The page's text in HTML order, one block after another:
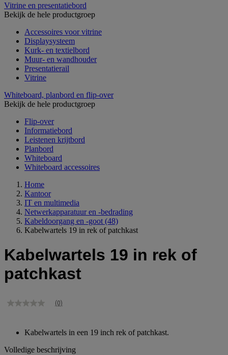
Vitrine en presentatiebord
Bekijk de hele productgroep
Accessoires voor vitrine
Displaysysteem
Kurk- en textielbord
Muur- en wandhouder
Presentatierail
Vitrine
Whiteboard, planbord en flip-over
Bekijk de hele productgroep
Flip-over
Informatiebord
Leistenen krijtbord
Planbord
Whiteboard
Whiteboard accessoires
Home
Kantoor
IT en multimedia
Netwerkapparatuur en -bedrading
Kabeldoorgang en -goot (48)
Kabelwartels 19 in rek of patchkast
Kabelwartels 19 in rek of
patchkast
Geen
paginalink.
(0)
Kabelwartels in een 19 inch rek of patchkast.
Volledige beschrijving